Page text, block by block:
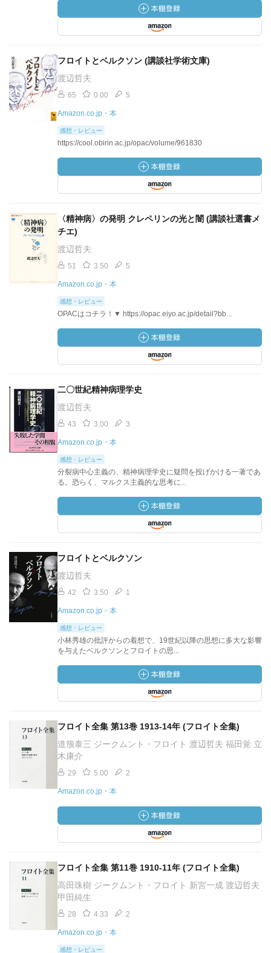
フロイトとベルクソン (講談社学術文庫)
渡辺哲夫
65 0.00 5
Amazon.co.jp・本
感想・レビュー
https://cool.obirin.ac.jp/opac/volume/961830
〈精神病〉の発明 クレペリンの光と闇 (講談社選書メ
チエ)
渡辺哲夫
51 3.50 5
Amazon.co.jp・本
感想・レビュー
OPACはコチラ！▼ https://opac.eiyo.ac.jp/detail?bb...
二〇世紀精神病理学史
渡辺哲夫
43 3.00 3
Amazon.co.jp・本
感想・レビュー
分裂病中心主義の、精神病理学史に疑問を投げかける一著であ
る。恐らく、マルクス主義的な思考に...
フロイトとベルクソン
渡辺哲夫
42 3.50 1
Amazon.co.jp・本
感想・レビュー
小林秀雄の批評からの着想で、19世紀以降の思想に多大な影響
を与えたベルクソンとフロイトの思...
フロイト全集 第13巻 1913-14年 (フロイト全集)
道籏泰三 ジークムント・フロイト 渡辺哲夫 福田覚 立
木康介
29 5.00 2
Amazon.co.jp・本
フロイト全集 第11巻 1910-11年 (フロイト全集)
高田珠樹 ジークムント・フロイト 新宮一成 渡辺哲夫
甲田純生
28 4.33 2
Amazon.co.jp・本
感想・レビュー